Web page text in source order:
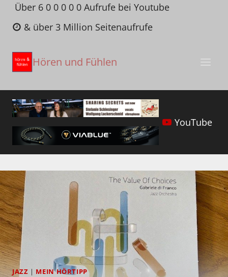
Zum
Inhalt
springen
Über 6 0 0 0 0 0 Aufrufe bei Youtube
& über 3 Million Seitenaufrufe
Hören und Fühlen
YouTube
JAZZ | MEIN HÖRTIPP